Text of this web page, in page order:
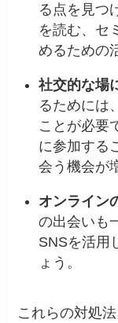
る点を見つ
を読む、セ
めるための
社交的な場
るためには
ことが必要
に参加する
会う機会が
オンライン
の出会いも
SNSを活用
ょう。
これらの対処